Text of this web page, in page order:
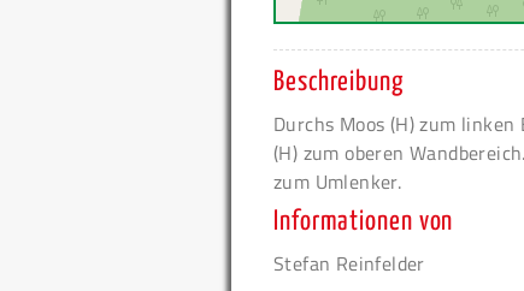
Beschreibung
Durchs Moos (H) zum
(H) zum oberen
zum Umlenker.
Informationen von
Stefan Reinfelder